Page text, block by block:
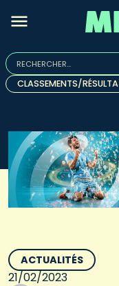
Rechercher :
Quand les résultats
CLASSEMENTS/
ACTUALITÉS
21/02/2023